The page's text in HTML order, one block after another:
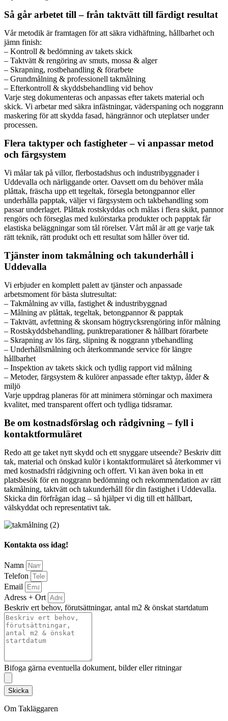
Så går arbetet till – från taktvätt till färdigt resultat
Vår metodik är framtagen för att säkra vidhäftning, hållbarhet och
jämn finish:
– Kontroll & bedömning av takets skick
– Taktvätt & rengöring av smuts, mossa & alger
– Skrapning, rostbehandling & förarbete
– Grundmålning & professionell takmålning
– Efterkontroll & skyddsbehandling vid behov
Varje steg dokumenteras och anpassas efter takets material och
skick. Vi arbetar med säkra infästningar, väderspaning och noggrann
maskering för att skydda fasad, hängrännor och uteplatser under
processen.
Flera taktyper och fastigheter – vi anpassar metod
och färgsystem
Vi målar tak på villor, flerbostadshus och industribyggnader i
Uddevalla och närliggande orter. Oavsett om du behöver måla
plåttak, fräscha upp ett tegeltak, försegla betongpannor eller
underhålla papptak, väljer vi färgsystem och takbehandling som
passar underlaget. Plåttak rostskyddas och målas i flera skikt, pannor
rengörs och förseglas med kulörstarka produkter och papptak får
elastiska beläggningar som tål rörelser. Vårt mål är att ge varje tak
rätt teknik, rätt produkt och ett resultat som håller över tid.
Tjänster inom takmålning och takunderhåll i
Uddevalla
Vi erbjuder en komplett palett av tjänster och anpassade
arbetsmoment för bästa slutresultat:
– Takmålning av villa, fastighet & industribyggnad
– Målning av plåttak, tegeltak, betongpannor & papptak
– Taktvätt, avfettning & skonsam högtrycksrengöring inför målning
– Rostskyddsbehandling, punktreparationer & hållbart förarbete
– Skrapning av lös färg, slipning & noggrann ytbehandling
– Underhållsmålning och återkommande service för längre
hållbarhet
– Inspektion av takets skick och tydlig rapport vid målning
– Metoder, färgsystem & kulörer anpassade efter taktyp, ålder &
miljö
Varje uppdrag planeras för att minimera störningar och maximera
kvalitet, med transparent offert och tydliga tidsramar.
Be om kostnadsförslag och rådgivning – fyll i
kontaktformuläret
Redo att ge taket nytt skydd och ett snyggare utseende? Beskriv ditt
tak, material och önskad kulör i kontaktformuläret så återkommer vi
med kostnadsfri rådgivning och offert. Vi kan även boka in ett
platsbesök för en noggrann bedömning och rekommendation av rätt
takmålning, taktvätt och takunderhåll för din fastighet i Uddevalla.
Skicka din förfrågan idag – så hjälper vi dig till ett hållbart,
välskyddat och representativt tak.
Kontakta oss idag!
Namn
Telefon
Email
Adress + Ort
Beskriv ert behov, förutsättningar, antal m2 & önskat startdatum
Bifoga gärna eventuella dokument, bilder eller ritningar
Skicka
Om Takläggaren